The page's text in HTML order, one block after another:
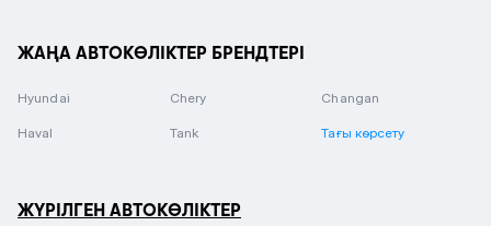
ЖАҢА АВТОКӨЛІКТЕР БРЕНДТЕРІ
Hyundai Chery Changan
Haval Tank Тағы көрсету
ЖҮРІЛГЕН АВТОКӨЛІКТЕР